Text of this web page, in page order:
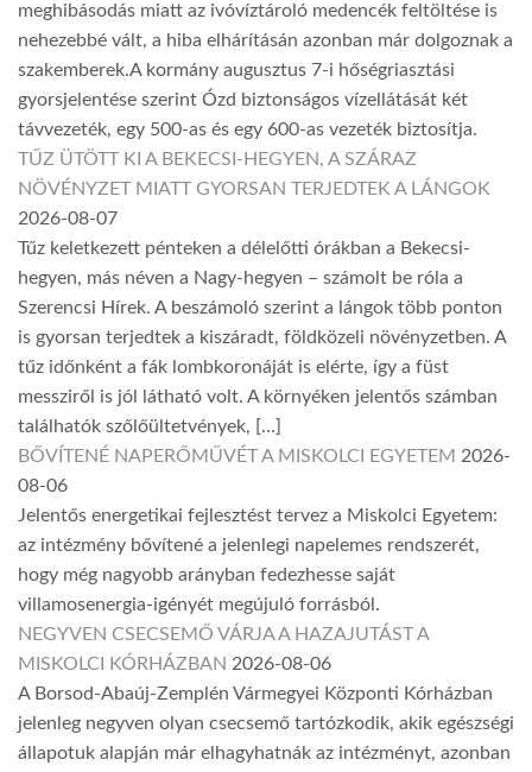
meghibásodás miatt az ivóvíztároló medencék feltöltése is
nehezebbé vált, a hiba elhárításán azonban már dolgoznak a
szakemberek.A kormány augusztus 7-i hőségriasztási
gyorsjelentése szerint Ózd biztonságos vízellátását két
távvezeték, egy 500-as és egy 600-as vezeték biztosítja.
TŰZ ÜTÖTT KI A BEKECSI-HEGYEN, A SZÁRAZ
NÖVÉNYZET MIATT GYORSAN TERJEDTEK A LÁNGOK
2026-08-07
Tűz keletkezett pénteken a délelőtti órákban a Bekecsi-
hegyen, más néven a Nagy-hegyen – számolt be róla a
Szerencsi Hírek. A beszámoló szerint a lángok több ponton
is gyorsan terjedtek a kiszáradt, földközeli növényzetben. A
tűz időnként a fák lombkoronáját is elérte, így a füst
messziről is jól látható volt. A környéken jelentős számban
találhatók szőlőültetvények, […]
BŐVÍTENÉ NAPERŐMŰVÉT A MISKOLCI EGYETEM 2026-
08-06
Jelentős energetikai fejlesztést tervez a Miskolci Egyetem:
az intézmény bővítené a jelenlegi napelemes rendszerét,
hogy még nagyobb arányban fedezhesse saját
villamosenergia-igényét megújuló forrásból.
NEGYVEN CSECSEMŐ VÁRJA A HAZAJUTÁST A
MISKOLCI KÓRHÁZBAN 2026-08-06
A Borsod-Abaúj-Zemplén Vármegyei Központi Kórházban
jelenleg negyven olyan csecsemő tartózkodik, akik egészségi
állapotuk alapján már elhagyhatnák az intézményt, azonban